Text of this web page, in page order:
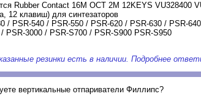
Rubber Contact 16M OCT 2M 12KEYS VU328400
12 клавиш) для синтезаторов
/ PSR-540 / PSR-550 / PSR-620 / PSR-630 / PSR-
PSR-3000 / PSR-S700 / PSR-S900 PSR-S950
резинки есть в наличии. Подробнее
вертикальные отпариватели Филлипс?